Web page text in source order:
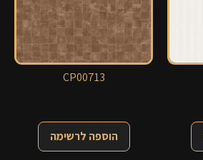
CP00713
הוספה לרשימה